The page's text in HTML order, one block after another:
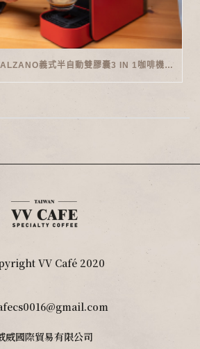
義大利基因有點神-BALZANO義式半自動雙膠囊3 IN 1咖啡機開箱
VV Café 2020
威國際貿易有限公司